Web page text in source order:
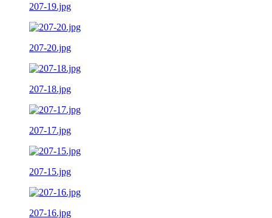
207-19.jpg
207-20.jpg
207-18.jpg
207-17.jpg
207-15.jpg
207-16.jpg